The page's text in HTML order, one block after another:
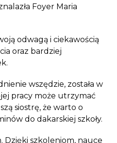
Foyer Maria
odwagą i ciekawością
oraz bardziej
wszędzie, została w
pracy może utrzymać
siostrę, że warto o
do dakarskiej szkoły.
Dzięki szkoleniom, nauce